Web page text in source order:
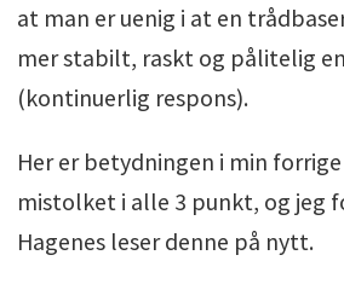
at man er uenig i at en
mer stabilt, raskt og pålitelig
(kontinuerlig respons).
Her er betydningen i min
mistolket i alle 3 punkt, og jeg
Hagenes leser denne på nytt.